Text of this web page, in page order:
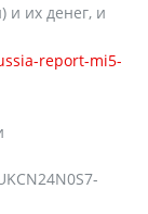
и их денег, и
report-mi5-